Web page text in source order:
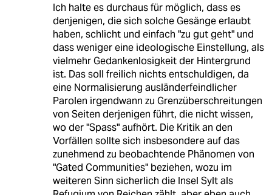
Ich halte es durchaus für möglich, dass es
denjenigen, die sich solche Gesänge erlaubt
haben, schlicht und einfach "zu gut geht" und
dass weniger eine ideologische Einstellung, als
vielmehr Gedankenlosigkeit der Hintergrund
ist. Das soll freilich nichts entschuldigen, da
eine Normalisierung ausländerfeindlicher
Parolen irgendwann zu Grenzüberschreitungen
von Seiten derjenigen führt, die nicht wissen,
wo der "Spass" aufhört. Die Kritik an den
Vorfällen sollte sich insbesondere auf das
zunehmend zu beobachtende Phänomen von
"Gated Communities" beziehen, wozu im
weiteren Sinn sicherlich die Insel Sylt als